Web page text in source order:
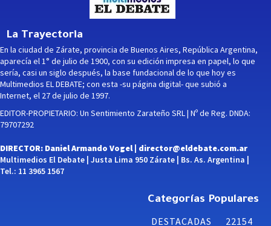
La Trayectoria
En la ciudad de Zárate, provincia de Buenos Aires, República Argentina,
aparecía el 1° de julio de 1900, con su edición impresa en papel, lo que
sería, casi un siglo después, la base fundacional de lo que hoy es
Multimedios EL DEBATE; con esta -su página digital- que subió a
Internet, el 27 de julio de 1997.
EDITOR-PROPIETARIO: Un Sentimiento Zarateño SRL | Nº de Reg. DNDA:
79707292
DIRECTOR: Daniel Armando Vogel | director@eldebate.com.ar
Multimedios El Debate | Justa Lima 950 Zárate | Bs. As. Argentina |
Tel.: 11 3965 1567
Categorías Populares
DESTACADAS
22154